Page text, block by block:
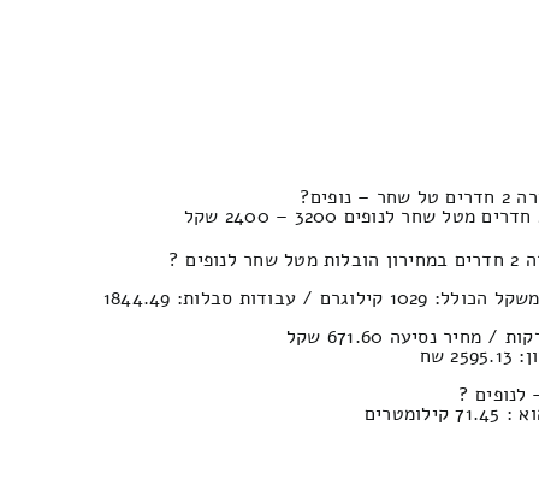
?
נפח חפצים : 21.71м³ | המשקל הכולל: 1029 קילוגרם / עבודות סבלות: 1844.49
שח
?